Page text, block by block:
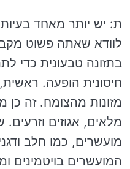
ת: יש יותר מאחד
לוודא שאתה פשוט
בתזונה טבעונית כדי
חיסונית הופעה.
מזונות מהצומח. זה כן
מלאים, אגוזים וזרעים.
מועשרים, כמו חלב
המועשרים בויטמינים